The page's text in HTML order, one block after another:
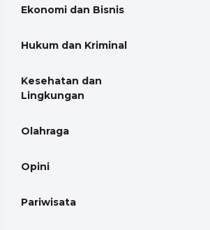
Ekonomi dan Bisnis
Hukum dan Kriminal
Kesehatan dan
Lingkungan
Olahraga
Opini
Pariwisata